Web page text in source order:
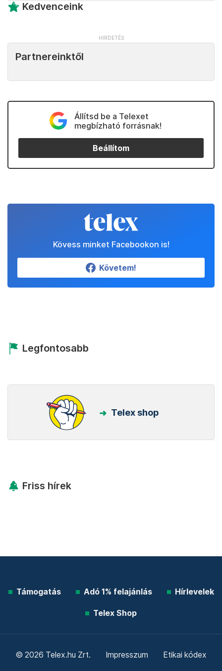
Kedvenceink
Partnereinktől
Állítsd be a Telexet
megbízható forrásnak!
Beállítom
Kövess minket Facebookon is!
Követem!
Legfontosabb
Telex shop
Friss hírek
Támogatás Adó 1% felajánlás Hírlevelek
Telex Shop
© 2026 Telex.hu Zrt. Impresszum Etikai kódex